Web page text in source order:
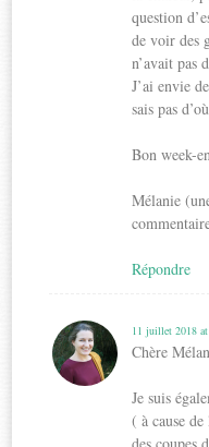
question
de voir des
n’avait pas
J’ai envie
sais pas
Bon week-
Mélanie
Répondre
11 juillet 2018
Chère
Je suis
( à cause